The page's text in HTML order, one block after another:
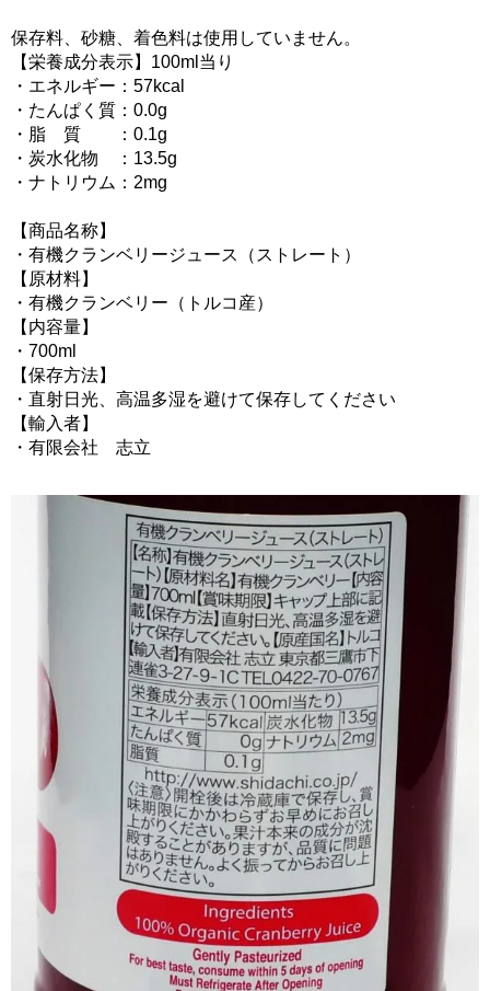
保存料、砂糖、着色料は使用していません。
【栄養成分表示】100ml当り
・エネルギー：57kcal
・たんぱく質：0.0g
・脂 質 ：0.1g
・炭水化物 ：13.5g
・ナトリウム：2mg
【商品名称】
・有機クランベリージュース（ストレート）
【原材料】
・有機クランベリー（トルコ産）
【内容量】
・700ml
【保存方法】
・直射日光、高温多湿を避けて保存してください
【輸入者】
・有限会社 志立